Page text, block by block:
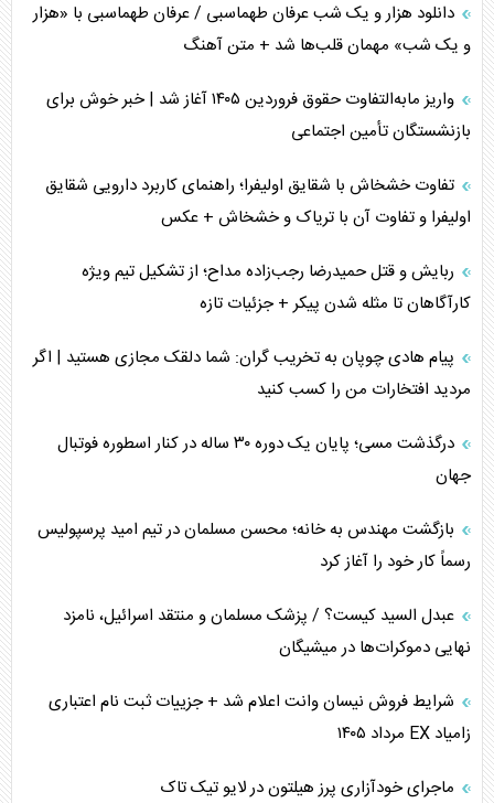
انصارالله و تثبیت معادله «محاصره برابر محاصره»
مصالحه نافرجام سعودی – اماراتی
محدودیت صادرات نفت عربستان
پشت‌پرده خشم ترامپ از رسانه‌های منتقد
چگونه مقاومت صحنه جنگ را تغییر می‌دهد؟
جنگ رمضان و معضل حضور نظامیان آمریکایی
تحلیل جامع پدیده تراستی‌ها
تأثیر جنگ ایران و آمریکا بر اقتصاد جهانی
اربعین، کابوس مشترک تل‌آویو-واشنگتن
دانلود هزار و یک شب عرفان طهماسبی / عرفان طهماسبی با «هزار
و یک شب» مهمان قلب‌ها شد + متن آهنگ
واریز مابه‌التفاوت حقوق فروردین ۱۴۰۵ آغاز شد | خبر خوش برای
بازنشستگان تأمین اجتماعی
تفاوت خشخاش با شقایق اولیفرا؛ راهنمای کاربرد دارویی شقایق
اولیفرا و تفاوت آن با تریاک و خشخاش + عکس
ربایش و قتل حمیدرضا رجب‌زاده مداح؛ از تشکیل تیم ویژه
کارآگاهان تا مثله شدن پیکر + جزئیات تازه
پیام هادی چوپان به تخریب گران: شما دلقک مجازی هستید | اگر
مردید افتخارات من را کسب کنید
درگذشت مسی؛ پایان یک دوره ۳۰ ساله در کنار اسطوره فوتبال
جهان
بازگشت مهندس به خانه؛ محسن مسلمان در تیم امید پرسپولیس
رسماً کار خود را آغاز کرد
عبدل السید کیست؟ / پزشک مسلمان و منتقد اسرائیل، نامزد
نهایی دموکرات‌ها در میشیگان
شرایط فروش نیسان وانت اعلام شد + جزییات ثبت نام اعتباری
زامیاد EX مرداد ۱۴۰۵
ماجرای خودآزاری پرز هیلتون در لایو تیک تاک